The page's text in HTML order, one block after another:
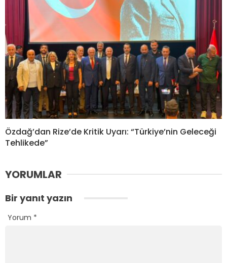
Özdağ’dan Rize’de Kritik Uyarı: “Türkiye’nin Geleceği
Tehlikede”
YORUMLAR
Bir yanıt yazın
Yorum *